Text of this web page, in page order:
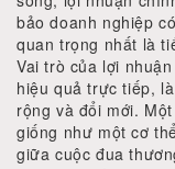
bảo doanh nghiệp
quan trọng nhất là
Vai trò của lợi
hiệu quả trực tiếp,
rộng và đổi mới.
giống như một cơ
giữa cuộc đua